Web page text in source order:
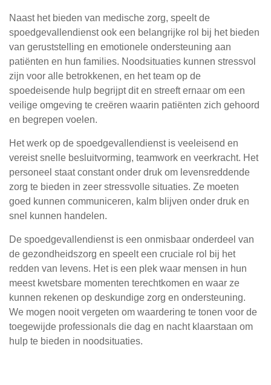
Naast het bieden van medische zorg, speelt de
spoedgevallendienst ook een belangrijke rol bij het bieden
van geruststelling en emotionele ondersteuning aan
patiënten en hun families. Noodsituaties kunnen stressvol
zijn voor alle betrokkenen, en het team op de
spoedeisende hulp begrijpt dit en streeft ernaar om een
veilige omgeving te creëren waarin patiënten zich gehoord
en begrepen voelen.
Het werk op de spoedgevallendienst is veeleisend en
vereist snelle besluitvorming, teamwork en veerkracht. Het
personeel staat constant onder druk om levensreddende
zorg te bieden in zeer stressvolle situaties. Ze moeten
goed kunnen communiceren, kalm blijven onder druk en
snel kunnen handelen.
De spoedgevallendienst is een onmisbaar onderdeel van
de gezondheidszorg en speelt een cruciale rol bij het
redden van levens. Het is een plek waar mensen in hun
meest kwetsbare momenten terechtkomen en waar ze
kunnen rekenen op deskundige zorg en ondersteuning.
We mogen nooit vergeten om waardering te tonen voor de
toegewijde professionals die dag en nacht klaarstaan om
hulp te bieden in noodsituaties.